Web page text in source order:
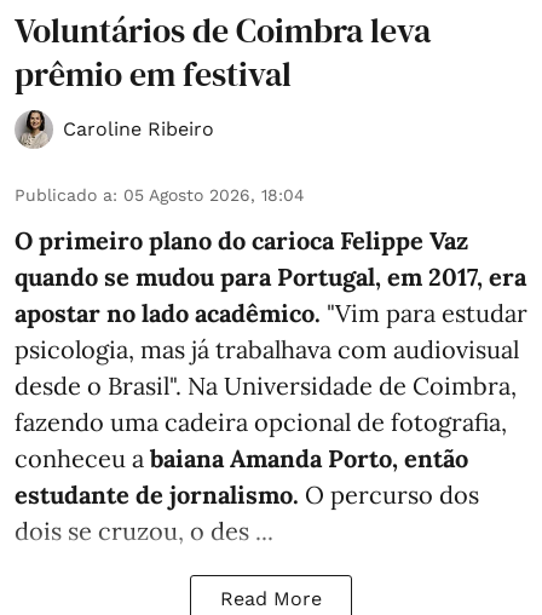
Voluntários de Coimbra leva
prêmio em festival
Caroline Ribeiro
Publicado a: 05 Agosto 2026, 18:04
O primeiro plano do carioca Felippe Vaz
quando se mudou para Portugal, em 2017, era
apostar no lado acadêmico. "Vim para estudar
psicologia, mas já trabalhava com audiovisual
desde o Brasil". Na Universidade de Coimbra,
fazendo uma cadeira opcional de fotografia,
conheceu a baiana Amanda Porto, então
estudante de jornalismo. O percurso dos
dois se cruzou, o des ...
Read More